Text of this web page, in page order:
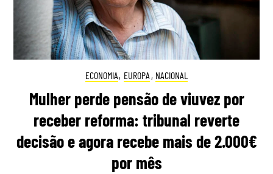
ECONOMIA, EUROPA , NACIONAL
Mulher perde pensão de viuvez por
receber reforma: tribunal reverte
decisão e agora recebe mais de 2.000€
por mês